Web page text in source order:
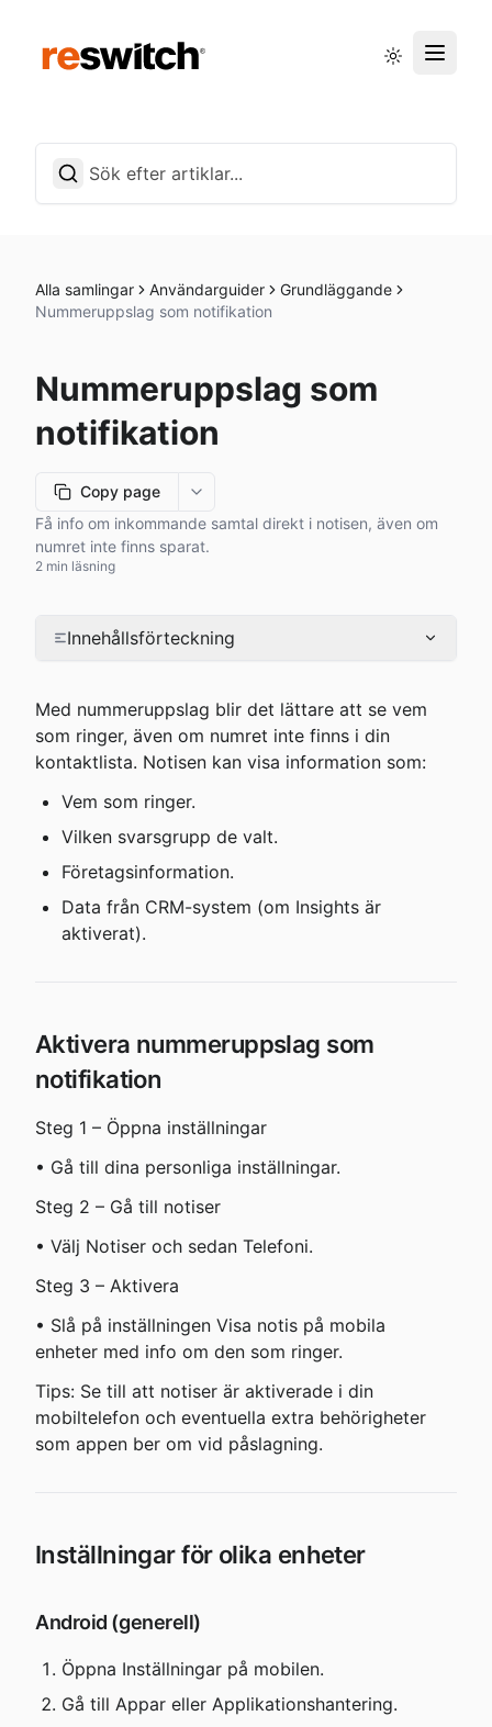
Svenska
Alla samlingar Användarguider
Grundläggande
Nummeruppslag som notifikation
Nummeruppslag som
notifikation
Copy page
More options
Få info om inkommande samtal direkt i notisen, även om
numret inte finns sparat.
2 min läsning
Innehållsförteckning
Med nummeruppslag blir det lättare att se vem
som ringer, även om numret inte finns i din
kontaktlista. Notisen kan visa information som:
Vem som ringer.
Vilken svarsgrupp de valt.
Företagsinformation.
Data från CRM-system (om Insights är
aktiverat).
Aktivera nummeruppslag som
notifikation
Steg 1 – Öppna inställningar
• Gå till dina personliga inställningar.
Steg 2 – Gå till notiser
• Välj Notiser och sedan Telefoni.
Steg 3 – Aktivera
• Slå på inställningen Visa notis på mobila
enheter med info om den som ringer.
Tips: Se till att notiser är aktiverade i din
mobiltelefon och eventuella extra behörigheter
som appen ber om vid påslagning.
Inställningar för olika enheter
Android (generell)
Öppna Inställningar på mobilen.
Gå till Appar eller Applikationshantering.